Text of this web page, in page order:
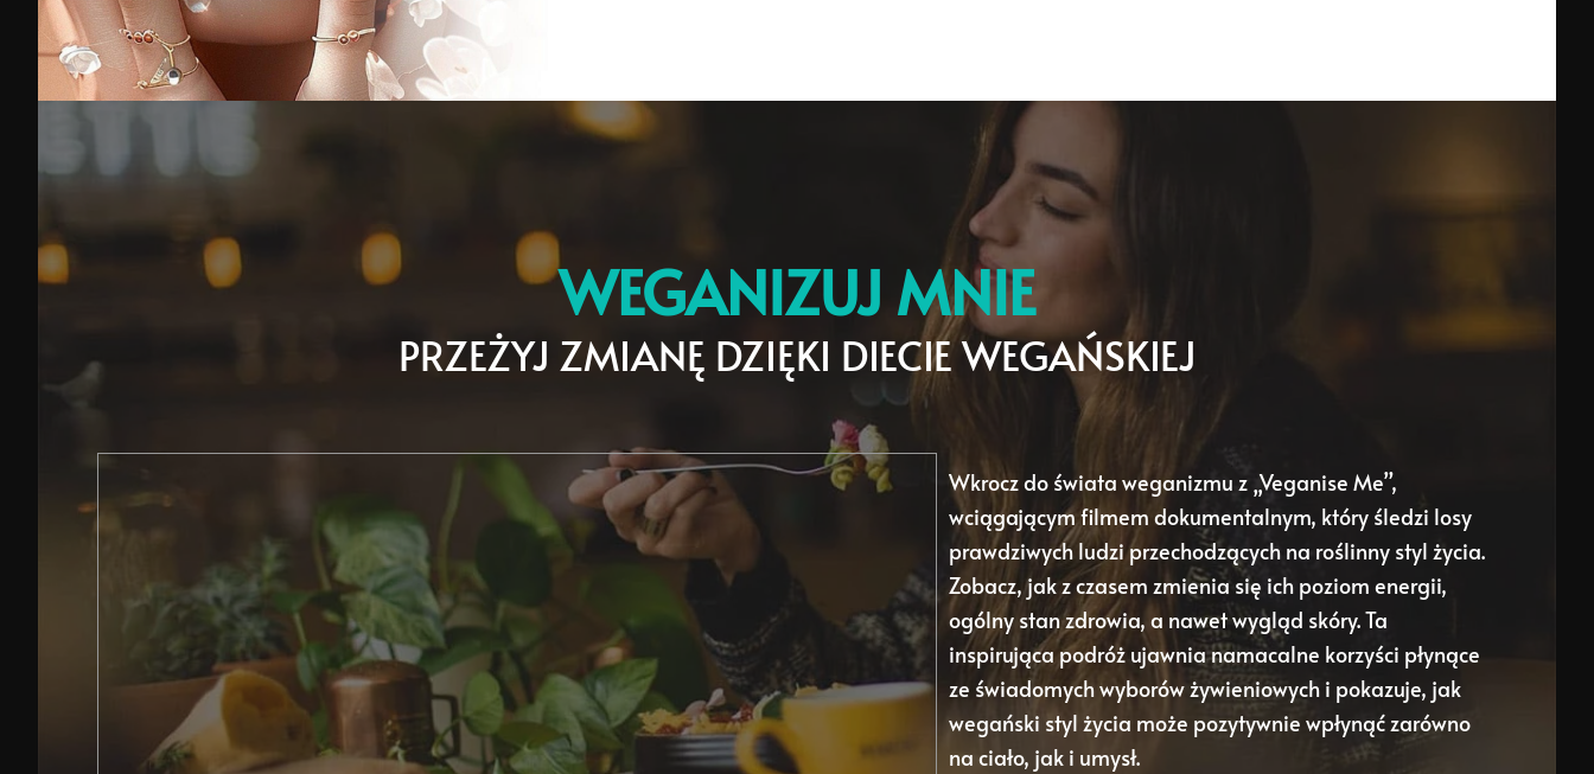
WEGANIZUJ MNIE
PRZEŻYJ ZMIANĘ DZIĘKI DIECIE WEGAŃSKIEJ
Wkrocz do świata weganizmu z „Veganise Me”,
wciągającym filmem dokumentalnym, który śledzi losy
prawdziwych ludzi przechodzących na roślinny styl życia.
Zobacz, jak z czasem zmienia się ich poziom energii,
ogólny stan zdrowia, a nawet wygląd skóry. Ta
inspirująca podróż ujawnia namacalne korzyści płynące
ze świadomych wyborów żywieniowych i pokazuje, jak
wegański styl życia może pozytywnie wpłynąć zarówno
na ciało, jak i umysł.